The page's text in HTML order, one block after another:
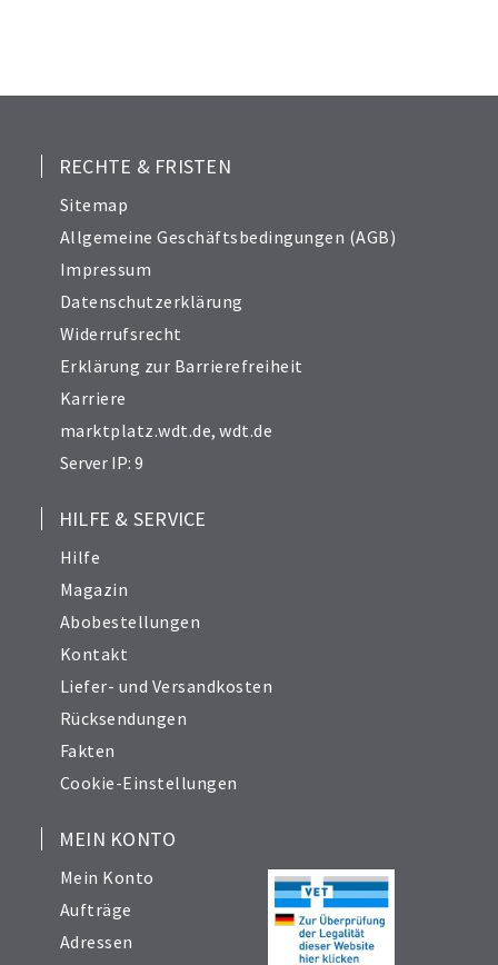
RECHTE & FRISTEN
Sitemap
Allgemeine Geschäftsbedingungen (AGB)
Impressum
Datenschutzerklärung
Widerrufsrecht
Erklärung zur Barrierefreiheit
Karriere
marktplatz.wdt.de,wdt.de
Server IP: 9
HILFE & SERVICE
Hilfe
Magazin
Abobestellungen
Kontakt
Liefer- und Versandkosten
Rücksendungen
Fakten
Cookie-Einstellungen
MEIN KONTO
Mein Konto
Aufträge
Adressen